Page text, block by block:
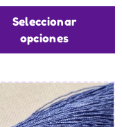
Seleccionar
opciones